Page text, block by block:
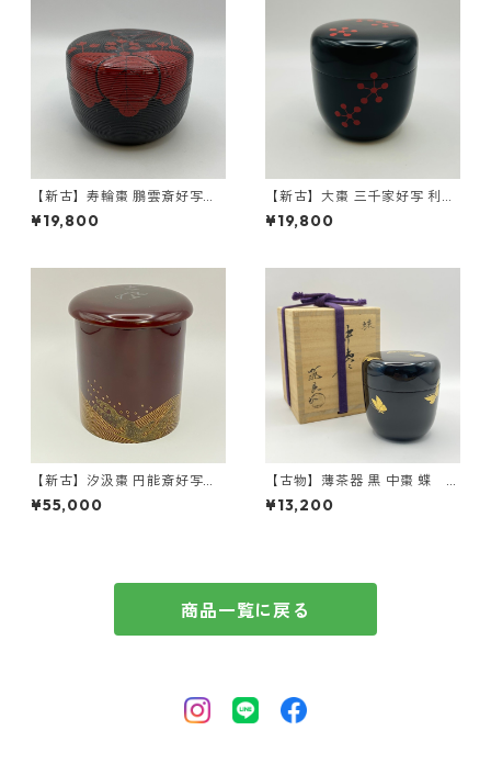
【新古】寿輪棗 鵬雲斎好写
中村宗悦 共箱入 薄茶器
¥19,800
【新古】大棗 三千家好写 利休
梅 中村湖彩 共箱入 薄茶
器
¥19,800
【新古】汐汲棗 円能斎好写
道場宗廣 共箱入 寸切 薄
茶器
¥55,000
【古物】薄茶器 黒 中棗 蝶 筑
城筑良 共箱入
¥13,200
商品一覧に戻る